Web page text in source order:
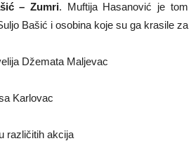
– Zumri. Muftija Hasanović je tom
Bašić i osobina koje su ga krasile za
Džemata Maljevac
Karlovac
različitih akcija